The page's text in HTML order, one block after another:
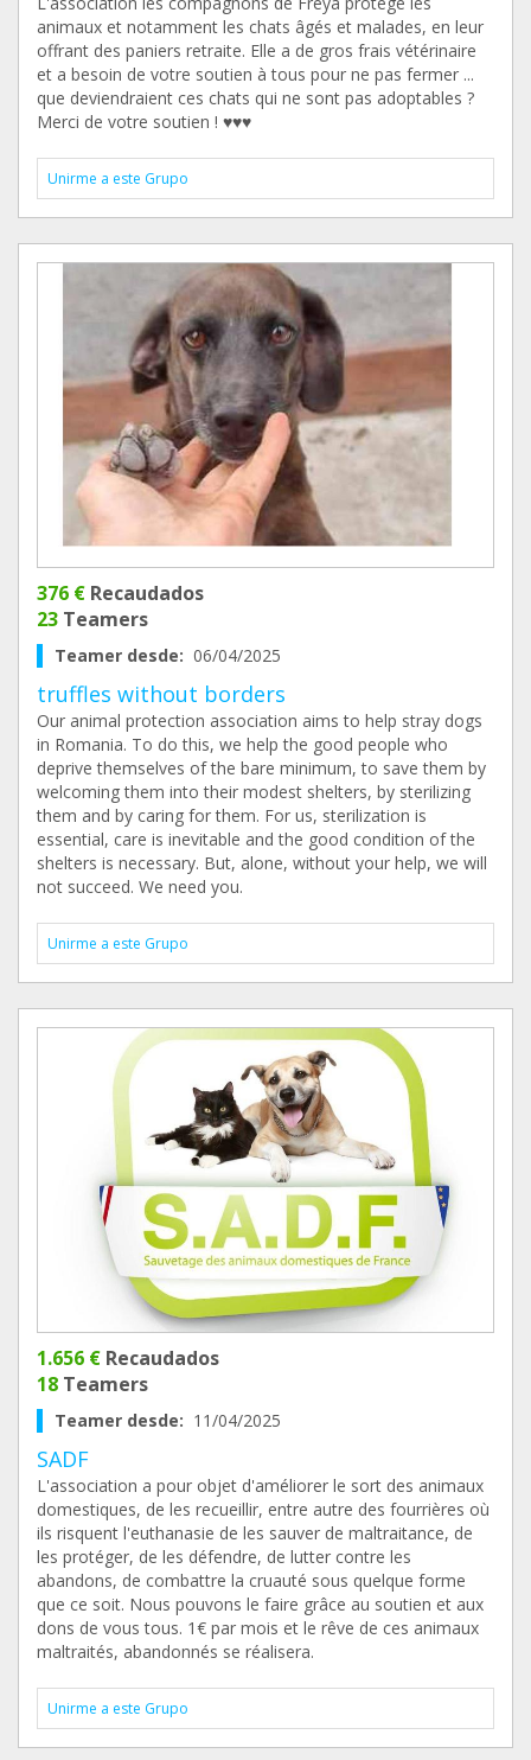
animaux et notamment les chats âgés et malades, en leur
offrant des paniers retraite. Elle a de gros frais vétérinaire
et a besoin de votre soutien à tous pour ne pas fermer ...
que deviendraient ces chats qui ne sont pas adoptables ?
Merci de votre soutien ! ♥♥♥
Unirme a este Grupo
376 € Recaudados
23 Teamers
Teamer desde: 06/04/2025
truffles without borders
Our animal protection association aims to help stray dogs
in Romania. To do this, we help the good people who
deprive themselves of the bare minimum, to save them by
welcoming them into their modest shelters, by sterilizing
them and by caring for them. For us, sterilization is
essential, care is inevitable and the good condition of the
shelters is necessary. But, alone, without your help, we will
not succeed. We need you.
Unirme a este Grupo
1.656 € Recaudados
18 Teamers
Teamer desde: 11/04/2025
SADF
L'association a pour objet d'améliorer le sort des animaux
domestiques, de les recueillir, entre autre des fourrières où
ils risquent l'euthanasie de les sauver de maltraitance, de
les protéger, de les défendre, de lutter contre les
abandons, de combattre la cruauté sous quelque forme
que ce soit. Nous pouvons le faire grâce au soutien et aux
dons de vous tous. 1€ par mois et le rêve de ces animaux
maltraités, abandonnés se réalisera.
Unirme a este Grupo